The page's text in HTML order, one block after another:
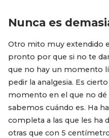
Nunca es
Otro mito muy extendido
pronto por que si no te
que no hay un momento
pedir la analgesia. Es
momento en el que no
sabemos cuándo es. Ha
completa a las que les ha
otras que con 5